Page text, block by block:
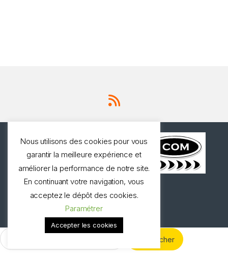
nous!
0327973537
Nous utilisons des cookies pour vous
garantir la meilleure expérience et
améliorer la performance de notre site.
En continuant votre navigation, vous
acceptez le dépôt des cookies.
Paramétrer
Accepter les cookies
Rechercher :